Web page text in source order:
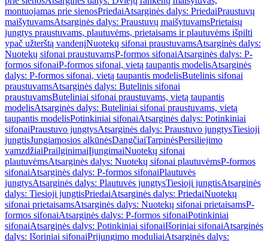
montuojamas prie sienosPriedaiAtsarginės dalys: PriedaiPraustuvų
maišytuvamsAtsarginės dalys: Praustuvų maišytuvamsPrietaisų
jungtys praustuvams, plautuvėms, prietaisams ir plautuvėms išpilti
ypač užterštą vandenįNuotekų sifonai praustuvamsAtsarginės dalys:
Nuotekų sifonai praustuvamsP-formos sifonaiAtsarginės dalys: P-
formos sifonaiP-formos sifonai, vietą taupantis modelisAtsarginės
dalys: P-formos sifonai, vietą taupantis modelisButelinis sifonai
praustuvamsAtsarginės dalys: Butelinis sifonai
praustuvamsButeliniai sifonai praustuvams, vietą taupantis
modelisAtsarginės dalys: Buteliniai sifonai praustuvams, vietą
taupantis modelisPotinkiniai sifonaiAtsarginės dalys: Potinkiniai
sifonaiPraustuvo jungtysAtsarginės dalys: Praustuvo jungtysTiesioji
jungtisJungiamosios alkūnėsDangčiaiTarpinėsPersiliejimo
vamzdžiaiPrailginimaiĮjungimaiNuotekų sifonai
plautuvėmsAtsarginės dalys: Nuotekų sifonai plautuvėmsP-formos
sifonaiAtsarginės dalys: P-formos sifonaiPlautuvės
jungtysAtsarginės dalys: Plautuvės jungtysTiesioji jungtisAtsarginės
dalys: Tiesioji jungtisPriedaiAtsarginės dalys: PriedaiNuotekų
sifonai prietaisamsAtsarginės dalys: Nuotekų sifonai prietaisamsP-
formos sifonaiAtsarginės dalys: P-formos sifonaiPotinkiniai
sifonaiAtsarginės dalys: Potinkiniai sifonaiIšoriniai sifonaiAtsarginės
dalys: Išoriniai sifonaiPrijungimo moduliaiAtsarginės dalys: